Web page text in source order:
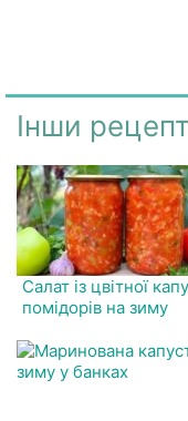
Інши
Салат із цвітної
помідорів на зиму